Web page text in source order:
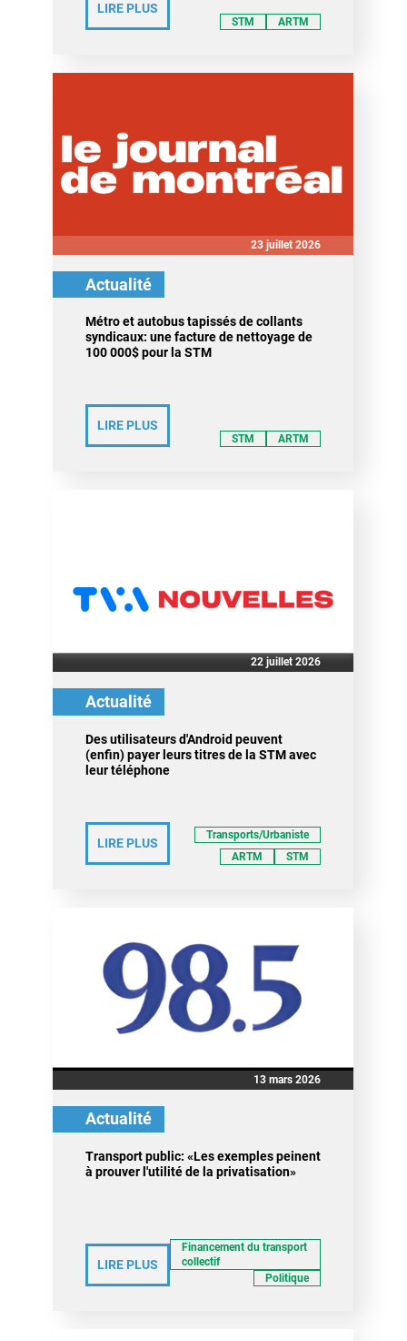
LIRE PLUS
STM ARTM
23 juillet 2026
Actualité
Métro et autobus tapissés de collants
syndicaux: une facture de nettoyage de
100 000$ pour la STM
LIRE PLUS
STM ARTM
22 juillet 2026
Actualité
Des utilisateurs d'Android peuvent
(enfin) payer leurs titres de la STM avec
leur téléphone
LIRE PLUS
Transports/Urbaniste
ARTM
STM
13 mars 2026
Actualité
Transport public: «Les exemples peinent
à prouver l'utilité de la privatisation»
LIRE PLUS
Financement du transport
collectif
Politique